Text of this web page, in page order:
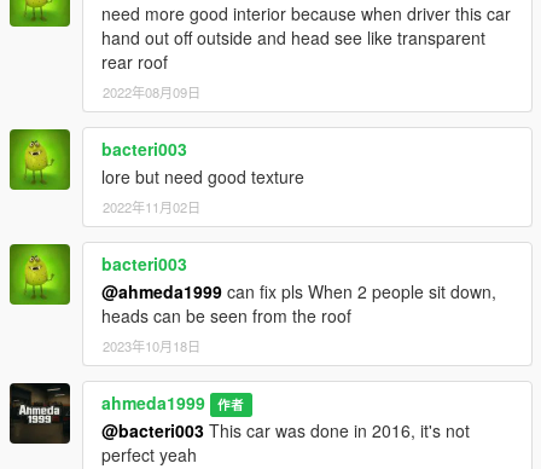
need more good interior because when driver this car
hand out off outside and head see like transparent
rear roof
2022年08月09日
bacteri003
lore but need good texture
2022年11月02日
bacteri003
@ahmeda1999 can fix pls When 2 people sit down,
heads can be seen from the roof
2023年10月18日
ahmeda1999 作者
@bacteri003 This car was done in 2016, it's not
perfect yeah